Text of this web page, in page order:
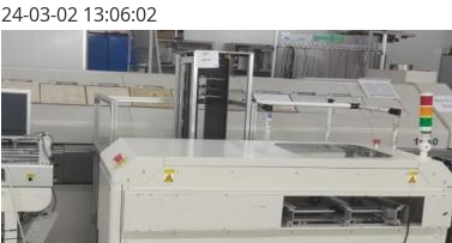
24-03-02 13:06:02